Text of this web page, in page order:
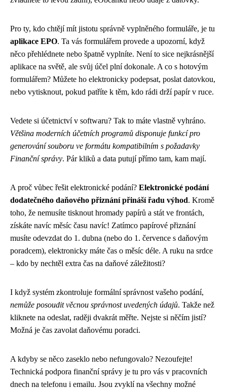
Pro ty, kdo chtějí mít jistotu správně vyplněného formuláře, je tu
aplikace EPO. Ta vás formulářem provede a upozorní, když
něco přehlédnete nebo špatně vyplníte. Není to sice nejkrásnější
aplikace na světě, ale svůj účel plní dokonale. A co s hotovým
formulářem? Můžete ho elektronicky podepsat, poslat datovkou,
nebo vytisknout, pokud patříte k těm, kdo rádi drží papír v ruce.
Vedete si účetnictví v softwaru? Tak to máte vlastně vyhráno.
Většina moderních účetních programů disponuje funkcí pro
generování souboru ve formátu kompatibilním s požadavky
Finanční správy. Pár kliků a data putují přímo tam, kam mají.
A proč vůbec řešit elektronické podání? Elektronické podání
dodatečného daňového přiznání přináší řadu výhod. Kromě
toho, že nemusíte tisknout hromady papírů a stát ve frontách,
získáte navíc měsíc času navíc! Zatímco papírové přiznání
musíte odevzdat do 1. dubna (nebo do 1. července s daňovým
poradcem), elektronicky máte čas o měsíc déle. A ruku na srdce
– kdo by nechtěl extra čas na daňové záležitosti?
I když systém zkontroluje formální správnost vašeho podání,
nemůže posoudit věcnou správnost uvedených údajů. Takže než
kliknete na odeslat, raději dvakrát měřte. Nejste si něčím jistí?
Možná je čas zavolat daňovému poradci.
A kdyby se něco zaseklo nebo nefungovalo? Nezoufejte!
Technická podpora finanční správy je tu pro vás v pracovních
dnech na telefonu i emailu. Jsou zvyklí na všechny možné